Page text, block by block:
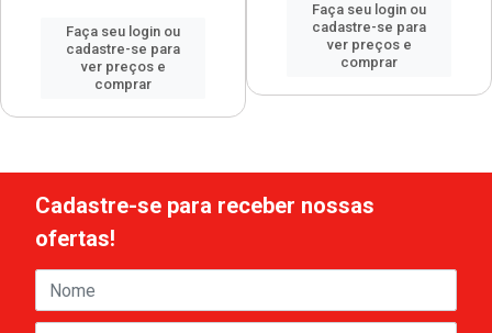
Faça seu login ou
cadastre-se para
ver preços e
comprar
Faça seu login ou
cadastre-se para
ver preços e
comprar
Cadastre-se para receber nossas
ofertas!